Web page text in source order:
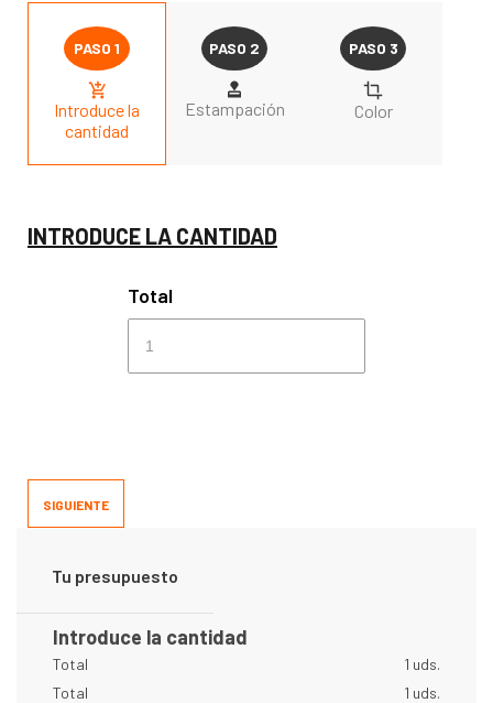
Introduce la
cantidad
Estampación Color
INTRODUCE LA CANTIDAD
Total
SIGUIENTE
Tu presupuesto
Introduce la cantidad
Total
1 uds.
Total
1 uds.